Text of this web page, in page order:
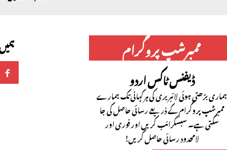
ممبرشپ پروگرام
ڈیفنس ٹاکس اردو
ہماری بڑھتی ہوئی لائبریری کی ہر کہانی تک ہمارے
ممبرشپ پروگرام کے ذریعے رسائی حاصل کی جا
سکتی ہے۔ سبسکرائب کریں اور فوری اور
لامحدود رسائی حاصل کریں!